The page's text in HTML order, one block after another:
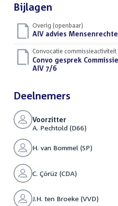
Bijlagen
Overig (openbaar)
Download
bestand:
AIV advies
Convocatie commissieactiviteit
Download
bestand:
Convo gesprek
AIV 7/6(PDF)
Deelnemers
Voorzitter
A. Pechtold (D66)
H. van Bommel (SP)
C. Çörüz (CDA)
J.H. ten Broeke (VVD)